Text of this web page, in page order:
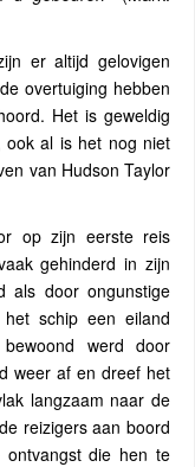
er altijd gelovigen
overtuiging hebben
Het is geweldig
ook al is het nog niet
van Hudson Taylor
op zijn eerste reis
gehinderd in zijn
als door ongunstige
schip een eiland
werd door
weer af en dreef het
langzaam naar de
reizigers aan boord
die hen te